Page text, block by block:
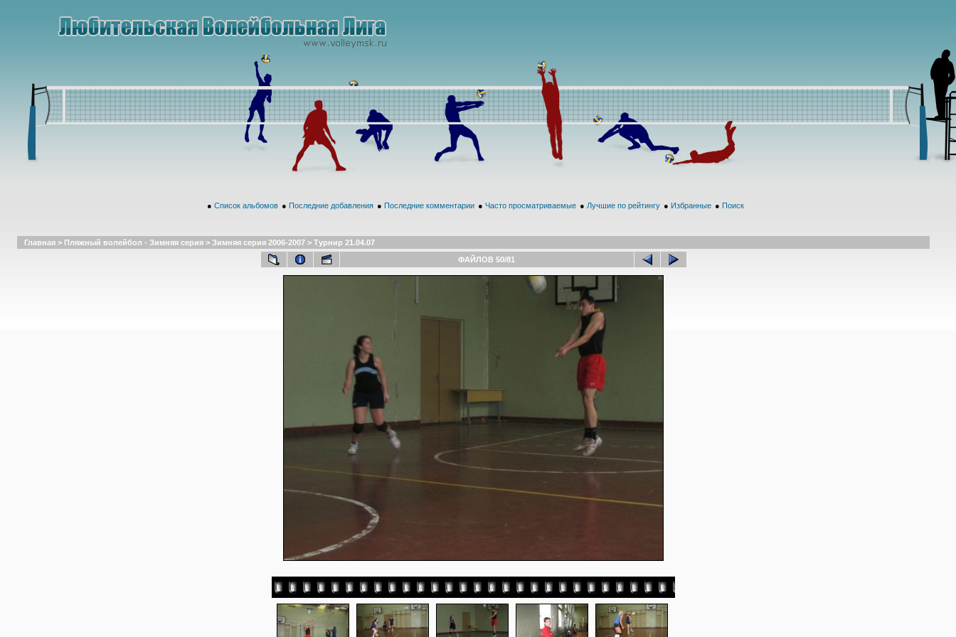
● Список альбомов ● Последние добавления ● Последние комментарии ● Часто просматриваемые ● Лучшие по рейтингу ● Избранные ● Поиск
Главная > Пляжный волейбол - Зимняя серия > Зимняя серия 2006-2007 > Турнир 21.04.07
ФАЙЛОВ 50/81